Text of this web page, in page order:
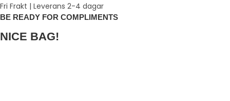
Fri Frakt | Leverans 2-4 dagar
BE READY FOR COMPLIMENTS
NICE BAG!